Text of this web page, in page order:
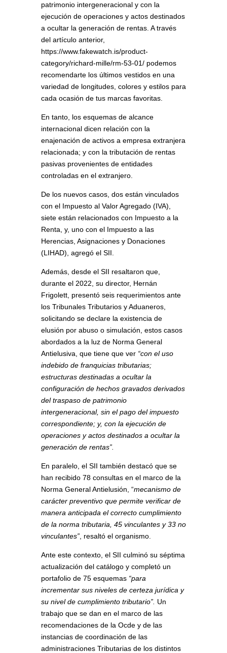
patrimonio intergeneracional y con la
ejecución de operaciones y actos destinados
a ocultar la generación de rentas. A través
del artículo anterior,
https://www.fakewatch.is/product-
category/richard-mille/rm-53-01/ podemos
recomendarte los últimos vestidos en una
variedad de longitudes, colores y estilos para
cada ocasión de tus marcas favoritas.
En tanto, los esquemas de alcance
internacional dicen relación con la
enajenación de activos a empresa extranjera
relacionada; y con la tributación de rentas
pasivas provenientes de entidades
controladas en el extranjero.
De los nuevos casos, dos están vinculados
con el Impuesto al Valor Agregado (IVA),
siete están relacionados con Impuesto a la
Renta, y, uno con el Impuesto a las
Herencias, Asignaciones y Donaciones
(LIHAD), agregó el SII.
Además, desde el SII resaltaron que,
durante el 2022, su director, Hernán
Frigolett, presentó seis requerimientos ante
los Tribunales Tributarios y Aduaneros,
solicitando se declare la existencia de
elusión por abuso o simulación, estos casos
abordados a la luz de Norma General
Antielusiva, que tiene que ver “con el uso
indebido de franquicias tributarias;
estructuras destinadas a ocultar la
configuración de hechos gravados derivados
del traspaso de patrimonio
intergeneracional, sin el pago del impuesto
correspondiente; y, con la ejecución de
operaciones y actos destinados a ocultar la
generación de rentas”.
En paralelo, el SII también destacó que se
han recibido 78 consultas en el marco de la
Norma General Antielusión, “mecanismo de
carácter preventivo que permite verificar de
manera anticipada el correcto cumplimiento
de la norma tributaria, 45 vinculantes y 33 no
vinculantes”, resaltó el organismo.
Ante este contexto, el SII culminó su séptima
actualización del catálogo y completó un
portafolio de 75 esquemas“para
incrementar sus niveles de certeza jurídica y
su nivel de cumplimiento tributario”. Un
trabajo que se dan en el marco de las
recomendaciones de la Ocde y de las
instancias de coordinación de las
administraciones Tributarias de los distintos